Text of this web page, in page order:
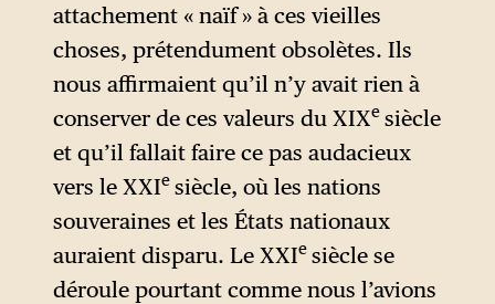
attachement « naïf » à ces vieilles
choses, prétendument obsolètes. Ils
nous affirmaient qu’il n’y avait rien à
conserver de ces valeurs du XIXe siècle
et qu’il fallait faire ce pas audacieux
vers le XXIe siècle, où les nations
souveraines et les États nationaux
auraient disparu. Le XXIe siècle se
déroule pourtant comme nous l’avions